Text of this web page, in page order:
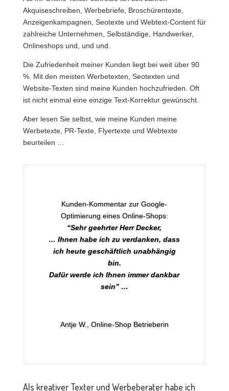
Akquiseschreiben, Werbebriefe, Broschürentexte,
Anzeigenkampagnen, Seotexte und Webtext-Content für
zahlreiche Unternehmen, Selbständige, Handwerker,
Onlineshops und, und und.
Die Zufriedenheit meiner Kunden liegt bei weit über 90
%. Mit den meisten Werbetexten, Seotexten und
Website-Texten sind meine Kunden hochzufrieden. Oft
ist nicht einmal eine einzige Text-Korrektur gewünscht.
Aber lesen Sie selbst, wie meine Kunden meine
Werbetexte, PR-Texte, Flyertexte und Webtexte
beurteilen …
Kunden-Kommentar zur Google-
Optimierung eines Online-Shops:
“Sehr geehrter Herr Decker,
… Ihnen habe ich zu verdanken, dass
ich heute geschäftlich unabhängig
bin.
Dafür werde ich Ihnen immer dankbar
sein” …
Antje W., Online-Shop Betrieberin
Als kreativer Texter und Werbeberater habe ich